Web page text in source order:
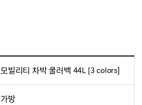
모빌리티 차박 쿨러백 44L [3 colors]
가방